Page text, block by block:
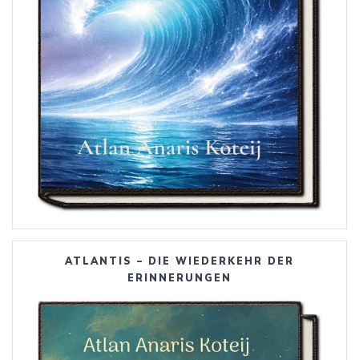
ATLANTIS – DIE WIEDERKEHR DER
ERINNERUNGEN